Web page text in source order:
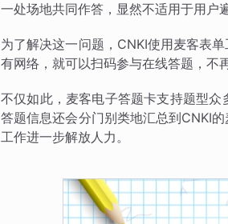
一处场地共同作答，显然不适用于用户
为了解决这一问题，CNKI使用麦客表
有网络，就可以扫码参与在线答题，不
不仅如此，麦客电子答题卡支持题型
答题信息还会分门别类地汇总到CNKI
工作进一步解放人力。